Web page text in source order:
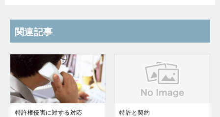
関連記事
特許権侵害に対する対応 特許と契約